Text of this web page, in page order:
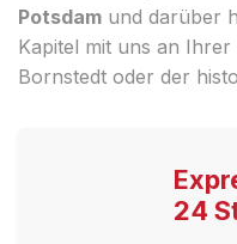
Potsdam und darüber
Kapitel mit uns an Ihrer
Bornstedt oder der
24